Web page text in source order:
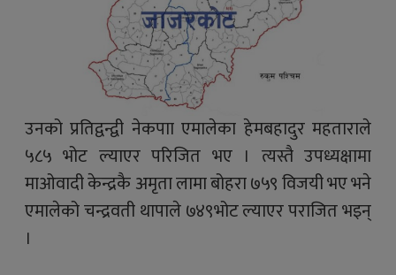
उनको प्रतिद्वन्द्वी नेकपाा एमालेका हेमबहादुर महताराले
५८५ भोट ल्याएर परिजित भए । त्यस्तै उपध्यक्षामा
माओवादी केन्द्रकै अमृता लामा बोहरा ७५९ विजयी भए भने
एमालेको चन्द्रवती थापाले ७४९भोट ल्याएर पराजित भइन्
।